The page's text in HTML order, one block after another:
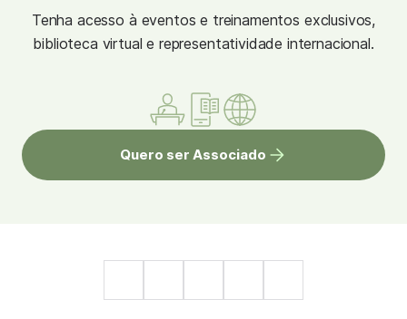
Tenha acesso à eventos e treinamentos exclusivos,
biblioteca virtual e representatividade internacional.
Quero ser Associado